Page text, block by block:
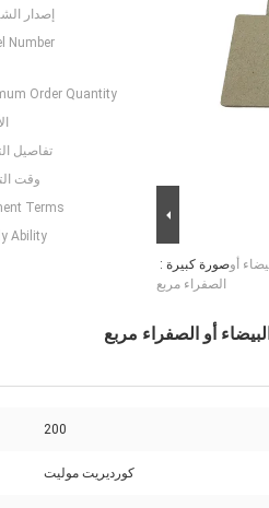
صورة كبيرة :أو
الصفراء مربع
إصدار
Number:
Order Quantity:
تفاصيل
وقت
Terms:
Ability:
أو الصفراء مربع
200
كورديريت موليت